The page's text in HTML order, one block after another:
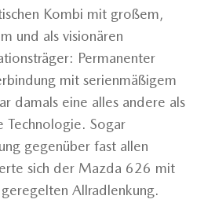
Kombi mit großem,
und als visionären
Permanenter
mit serienmäßigem
damals eine alles andere als
Technologie. Sogar
gegenüber fast allen
sich der Mazda 626 mit
Allradlenkung.